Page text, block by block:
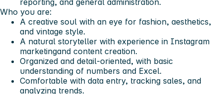
reporting, and general administration.
Who you are:
A creative soul with an eye for fashion, aesthetics,
and vintage style.
A natural storyteller with experience in Instagram
marketingand content creation.
Organized and detail-oriented, with basic
understanding of numbers and Excel.
Comfortable with data entry, tracking sales, and
analyzing trends.